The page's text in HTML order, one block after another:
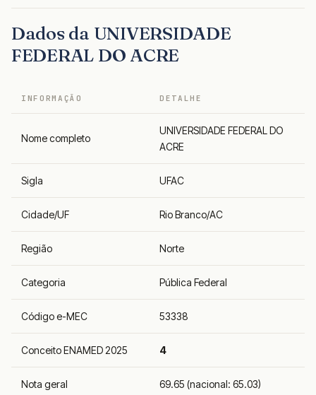
Dados da UNIVERSIDADE
FEDERAL DO ACRE
INFORMAÇÃO DETALHE
Nome completo
UNIVERSIDADE FEDERAL DO
ACRE
Sigla UFAC
Cidade/UF Rio Branco/AC
Região Norte
Categoria Pública Federal
Código e-MEC 53338
Conceito ENAMED 2025 4
Nota geral 69.65 (nacional: 65.03)